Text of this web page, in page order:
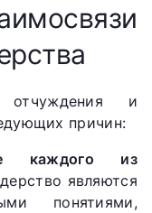
отчуждения и
причин:
каждого из
являются
понятиями,